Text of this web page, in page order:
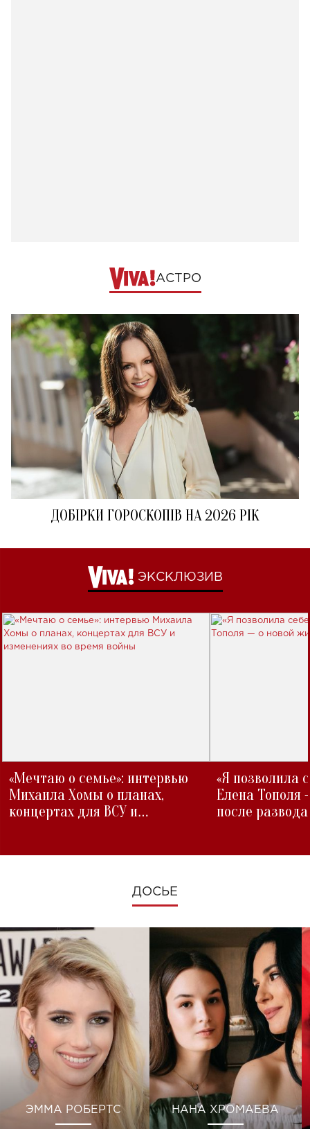
АСТРО
ДОБІРКИ ГОРОСКОПІВ НА 2026 РІК
ЭКСКЛЮЗИВ
«Мечтаю о семье»: интервью
Михаила Хомы о планах,
концертах для ВСУ и
«Я позволила
Елена Тополя
после развода
ДОСЬЕ
ЭММА РОБЕРТС НАНА ХРОМАЕВА